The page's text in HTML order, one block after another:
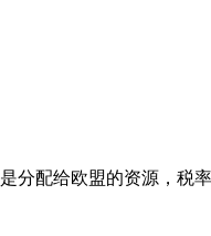
分配给欧盟的资源，税